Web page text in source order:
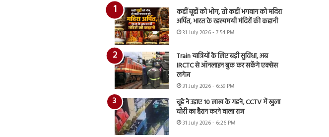
कहीं चूहों को भोग, तो कहीं भगवान को मदिरा
अर्पित, भारत के रहस्यमयी मंदिरों की कहानी
31 July 2026 - 7:54 PM
Train यात्रियों के लिए बड़ी सुविधा, अब
IRCTC से ऑनलाइन बुक कर सकेंगे एक्सेस
लगेज
31 July 2026 - 6:59 PM
चूहे ने उड़ाए 10 लाख के गहने, CCTV में खुला
चोरी का हैरान करने वाला राज
31 July 2026 - 6:26 PM